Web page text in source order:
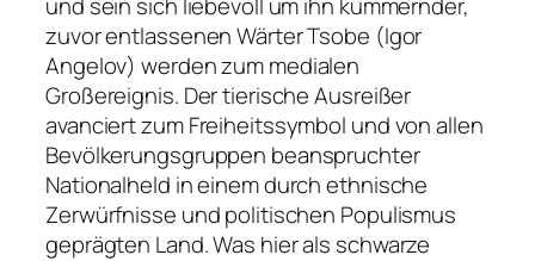
zuvor entlassenen Wärter Tsobe (Igor
Angelov) werden zum medialen
Großereignis. Der tierische Ausreißer
avanciert zum Freiheitssymbol und von allen
Bevölkerungsgruppen beanspruchter
Nationalheld in einem durch ethnische
Zerwürfnisse und politischen Populismus
geprägten Land. Was hier als schwarze